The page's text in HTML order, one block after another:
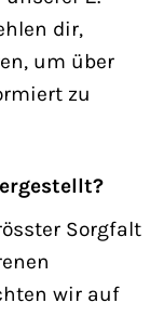
dir,
um über
zu
Sorgfalt
wir auf